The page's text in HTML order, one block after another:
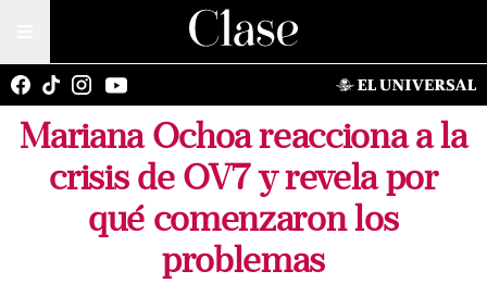
Mariana Ochoa reacciona a la
crisis de OV7 y revela por
qué comenzaron los
problemas